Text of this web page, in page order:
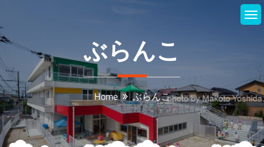
content
ぶらんこ
Home ぶらんこ